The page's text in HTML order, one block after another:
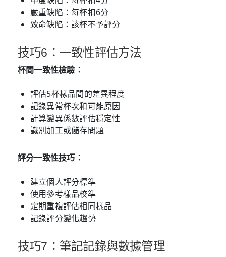
嚴重缺陷：每杯扣6分
致命缺陷：該杯不予評分
技巧6：一致性評估方法
杯間一致性檢驗：
評估5杯樣品間的差異程度
記錄異常杯次和可能原因
計算變異係數評估穩定性
識別加工或儲存問題
評分一致性技巧：
建立個人評分標準
使用參考樣品校準
定期重複評估相同樣品
記錄評分變化趨勢
技巧7：筆記記錄與數據管理